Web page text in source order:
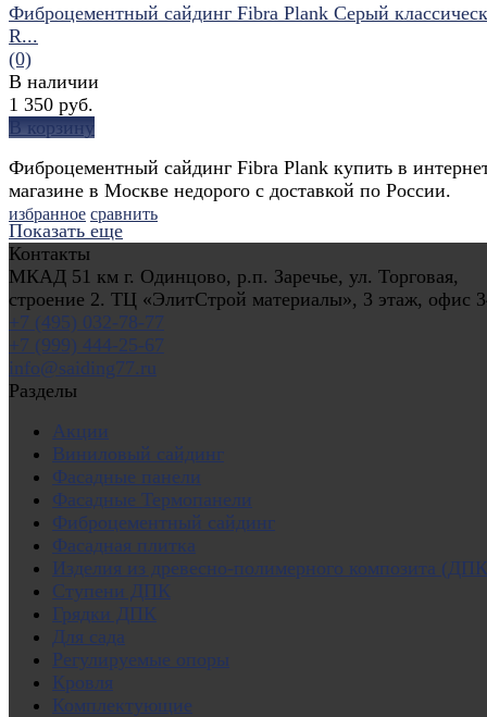
избранное сравнить
Фиброцементный сайдинг Fibra Plank Серый
R...
(0)
В наличии
1 350 руб.
В корзину
Фиброцементный сайдинг Fibra Plank купить в
магазине в Москве недорого с доставкой по России.
Показать еще
Контакты
МКАД 51 км г. Одинцово, р.п. Заречье, ул. Торговая,
строение 2. ТЦ «ЭлитСтрой материалы», 3 этаж, офис
+7 (495) 032-78-77
+7 (999) 444-25-67
info@saiding77.ru
Разделы
Акции
Виниловый сайдинг
Фасадные панели
Фасадные Термопанели
Фиброцементный сайдинг
Фасадная плитка
Изделия из древесно-полимерного композита
Ступени ДПК
Грядки ДПК
Для сада
Регулируемые опоры
Кровля
Комплектующие